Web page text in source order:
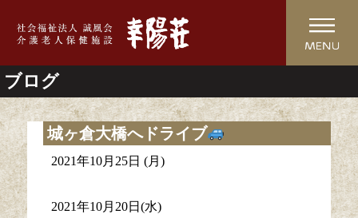
ブログ
城ヶ倉大橋へドライブ
2021年10月25日 (月)
2021年10月20日(水)